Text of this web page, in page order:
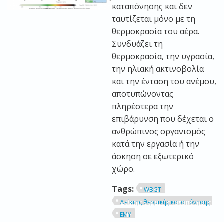
καταπόνησης και δεν
ταυτίζεται μόνο με τη
θερμοκρασία του αέρα.
Συνδυάζει τη
θερμοκρασία, την υγρασία,
την ηλιακή ακτινοβολία
και την ένταση του ανέμου,
αποτυπώνοντας
πληρέστερα την
επιβάρυνση που δέχεται ο
ανθρώπινος οργανισμός
κατά την εργασία ή την
άσκηση σε εξωτερικό
χώρο.
Tags:
WBGT
Δείκτης θερμικής καταπόνησης
ΕΜΥ